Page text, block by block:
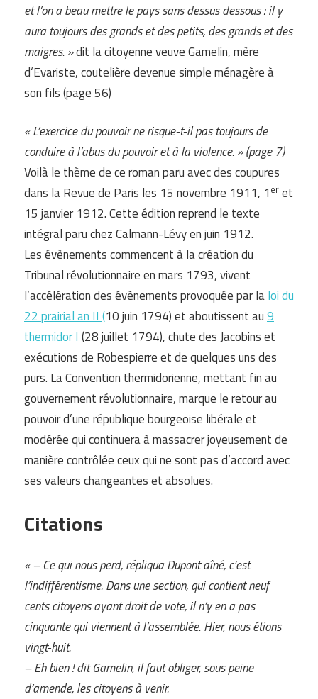
et l’on a beau mettre le pays sans dessus dessous : il y
aura toujours des grands et des petits, des grands et des
maigres. »dit la citoyenne veuve Gamelin, mère
d‘Evariste, coutelière devenue simple ménagère à
son fils (page 56)
« L’exercice du pouvoir ne risque-t-il pas toujours de
conduire à l’abus du pouvoir et à la violence. » (page 7)
Voilà le thème de ce roman paru avec des coupures
dans la Revue de Paris les 15 novembre 1911, 1 er et
15 janvier 1912. Cette édition reprend le texte
intégral paru chez Calmann-Lévy en juin 1912.
Les évènements commencent à la création du
Tribunal révolutionnaire en mars 1793, vivent
l’accélération des évènements provoquée par laloi du
22 prairial an II (10 juin 1794) et aboutissent au9
thermidor I (28 juillet 1794), chute des Jacobins et
exécutions de Robespierre et de quelques uns des
purs. La Convention thermidorienne, mettant fin au
gouvernement révolutionnaire, marque le retour au
pouvoir d’une république bourgeoise libérale et
modérée qui continuera à massacrer joyeusement de
manière contrôlée ceux qui ne sont pas d’accord avec
ses valeurs changeantes et absolues.
Citations
« – Ce qui nous perd, répliqua Dupont aîné, c’est
l’indifférentisme. Dans une section, qui contient neuf
cents citoyens ayant droit de vote, il n’y en a pas
cinquante qui viennent à l’assemblée. Hier, nous étions
vingt-huit.
– Eh bien ! dit Gamelin, il faut obliger, sous peine
d’amende, les citoyens à venir.